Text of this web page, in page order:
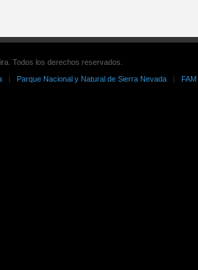
Todos los derechos reservados.
Parque Nacional y Natural de Sierra Nevada FAM